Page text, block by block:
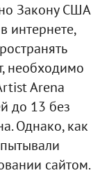
Закону США
интернете,
необходимо
Arena
до 13 без
Однако, как
сайтом.